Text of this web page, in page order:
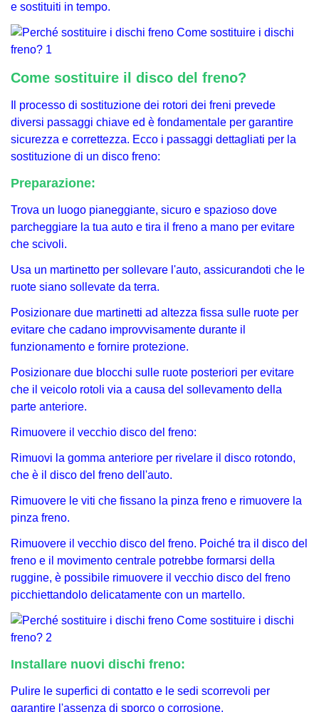
e sostituiti in tempo.
Come sostituire il disco del freno?
Il processo di sostituzione dei rotori dei freni prevede
diversi passaggi chiave ed è fondamentale per garantire
sicurezza e correttezza. Ecco i passaggi dettagliati per la
sostituzione di un disco freno:
Preparazione:
Trova un luogo pianeggiante, sicuro e spazioso dove
parcheggiare la tua auto e tira il freno a mano per evitare
che scivoli.
Usa un martinetto per sollevare l'auto, assicurandoti che le
ruote siano sollevate da terra.
Posizionare due martinetti ad altezza fissa sulle ruote per
evitare che cadano improvvisamente durante il
funzionamento e fornire protezione.
Posizionare due blocchi sulle ruote posteriori per evitare
che il veicolo rotoli via a causa del sollevamento della
parte anteriore.
Rimuovere il vecchio disco del freno:
Rimuovi la gomma anteriore per rivelare il disco rotondo,
che è il disco del freno dell'auto.
Rimuovere le viti che fissano la pinza freno e rimuovere la
pinza freno.
Rimuovere il vecchio disco del freno. Poiché tra il disco del
freno e il movimento centrale potrebbe formarsi della
ruggine, è possibile rimuovere il vecchio disco del freno
picchiettandolo delicatamente con un martello.
Installare nuovi dischi freno:
Pulire le superfici di contatto e le sedi scorrevoli per
garantire l'assenza di sporco o corrosione.